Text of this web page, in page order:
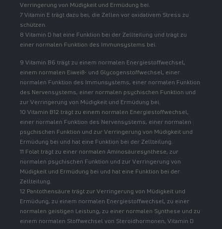
Verringerung von Müdigkeit und Ermüdung bei.
7 Vitamin E trägt dazu bei, die Zellen vor oxidativem Stress zu
schützen.
8 Vitamin D hat eine Funktion bei der Zellteilung und trägt zu
einer normalen Funktion des Immunsystems bei.
9 Vitamin B6 trägt zu einem normalen Energiestoffwechsel,
einem normalen Eiweiß- und Glycogenstoffwechsel, einer
normalen Funktion des Immunsystems, einer normalen Funktion
des Nervensystems, einer normalen psychischen Funktion und
zur Verringerung von Müdigkeit und Ermüdung bei.
10 Vitamin B12 trägt zu einem normalen Energiestoffwechsel,
einer normalen Funktion des Nervensystems, einer normalen
psychischen Funktion und zur Verringerung von Müdigkeit und
Ermüdung bei und hat eine Funktion bei der Zellteilung.
11 Folat trägt zu einer normalen Aminosäuresynthese, zur
normalen psychischen Funktion und zur Verringerung von
Müdigkeit und Ermüdung bei und hat eine Funktion bei der
Zellteilung.
12 Pantothensäure trägt zur Verringerung von Müdigkeit und
Ermüdung, zu einem normalen Energiestoffwechsel, zu einer
normalen geistigen Leistung, zu einer normalen Synthese und zu
einem normalen Stoffwechsel von Steroidhormonen, Vitamin D